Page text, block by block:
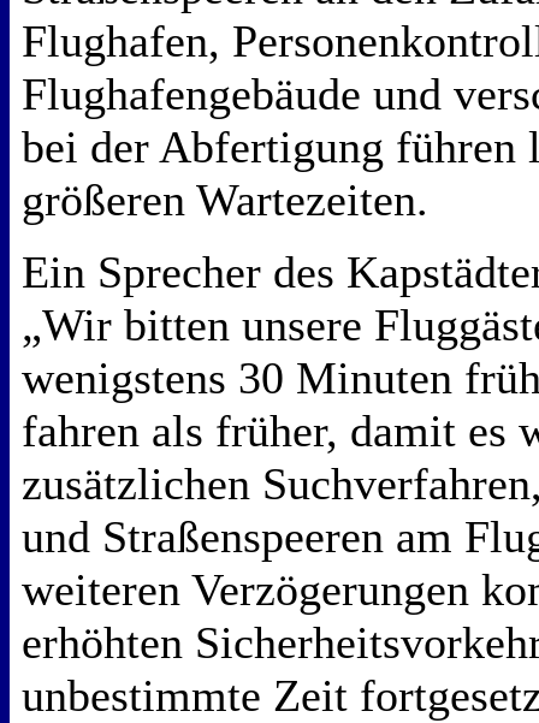
Flughafen,
Flughafengebäude und
bei der Abfertigung führen
größeren Wartezeiten.
Ein Sprecher des
„Wir bitten unsere
wenigstens 30 Minuten
fahren als früher, damit es
zusätzlichen
und Straßenspeeren am
weiteren Verzögerungen
erhöhten
unbestimmte Zeit